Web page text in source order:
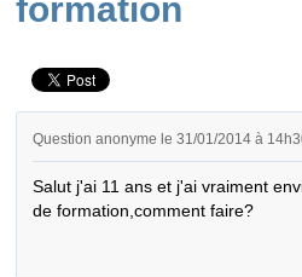
formation
Question anonyme le 31/01/2014 à
Salut j'ai 11 ans et j'ai vraiment
de formation,comment faire?